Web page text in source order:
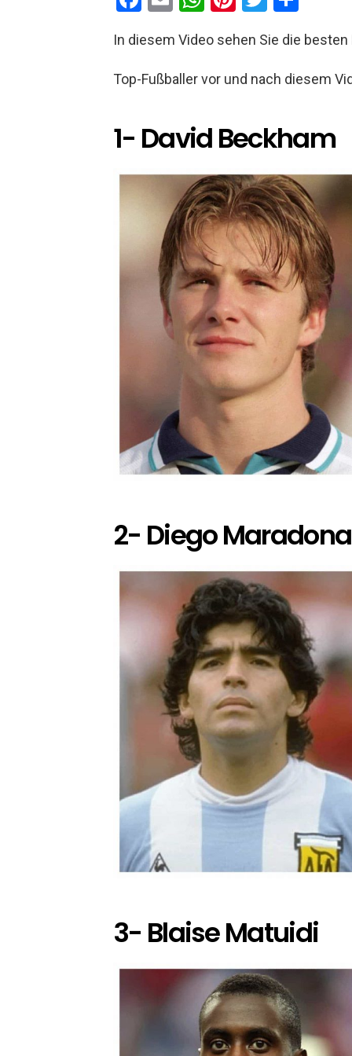
ce
b
o
k
ail at
s
p
p
er
es
tt
er
e
n
In diesem Video sehen Sie die
Top-Fußballer vor und nach diesem
1- David Beckham
2- Diego Maradona
3- Blaise Matuidi